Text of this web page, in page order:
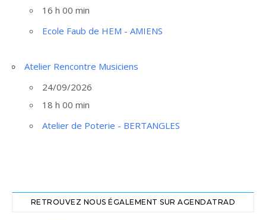
16 h 00 min
Ecole Faub de HEM - AMIENS
Atelier Rencontre Musiciens
24/09/2026
18 h 00 min
Atelier de Poterie - BERTANGLES
RETROUVEZ NOUS ÉGALEMENT SUR AGENDATRAD